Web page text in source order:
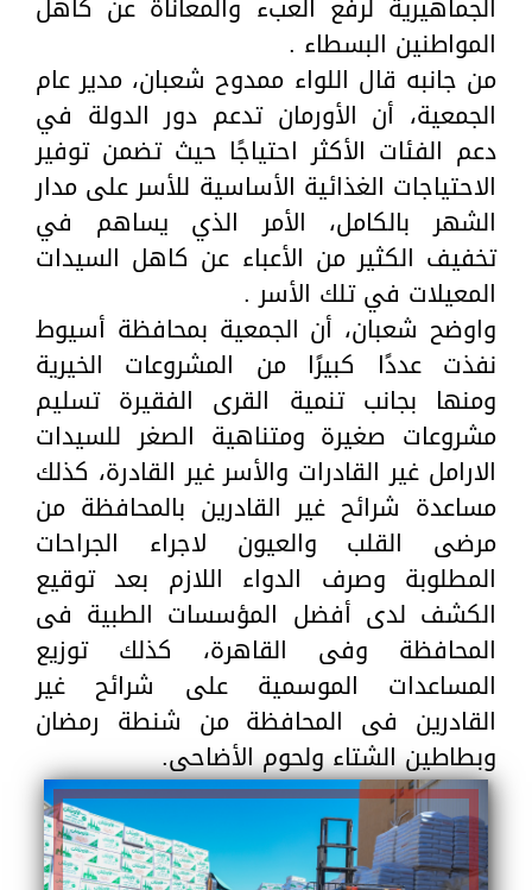
المواطنين البسطاء .
من جانبه قال اللواء ممدوح شعبان، مدير عام
الجمعية، أن الأورمان تدعم دور الدولة في
دعم الفئات الأكثر احتياجًا حيث تضمن توفير
الاحتياجات الغذائية الأساسية للأسر على مدار
الشهر بالكامل، الأمر الذي يساهم في
تخفيف الكثير من الأعباء عن كاهل السيدات
المعيلات في تلك الأسر .
واوضح شعبان، أن الجمعية بمحافظة أسيوط
نفذت عددًا كبيرًا من المشروعات الخيرية
ومنها بجانب تنمية القرى الفقيرة تسليم
مشروعات صغيرة ومتناهية الصغر للسيدات
الارامل غير القادرات والأسر غير القادرة، كذلك
مساعدة شرائح غير القادرين بالمحافظة من
مرضى القلب والعيون لاجراء الجراحات
المطلوبة وصرف الدواء اللازم بعد توقيع
الكشف لدى أفضل المؤسسات الطبية فى
المحافظة وفى القاهرة، كذلك توزيع
المساعدات الموسمية على شرائح غير
القادرين فى المحافظة من شنطة رمضان
وبطاطين الشتاء ولحوم الأضاحى.